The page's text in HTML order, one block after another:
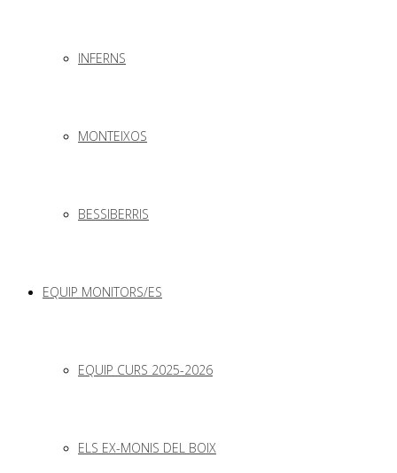
INFERNS
MONTEIXOS
BESSIBERRIS
EQUIP MONITORS/ES
EQUIP CURS 2025-2026
ELS EX-MONIS DEL BOIX